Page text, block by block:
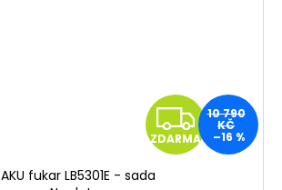
Z
D
ZDARMA
10 790
KČ
–16 %
AKU fukar LB5301E - sada